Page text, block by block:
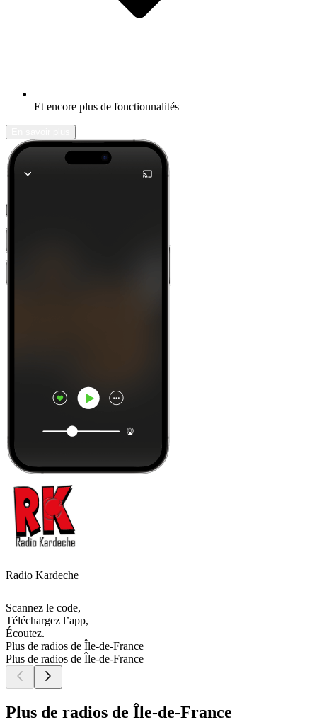
Et encore plus de fonctionnalités
Radio Kardeche
Scannez le code,
Téléchargez l’app,
Écoutez.
Plus de radios de Île-de-France
Plus de radios de Île-de-France
Plus de radios de Île-de-France